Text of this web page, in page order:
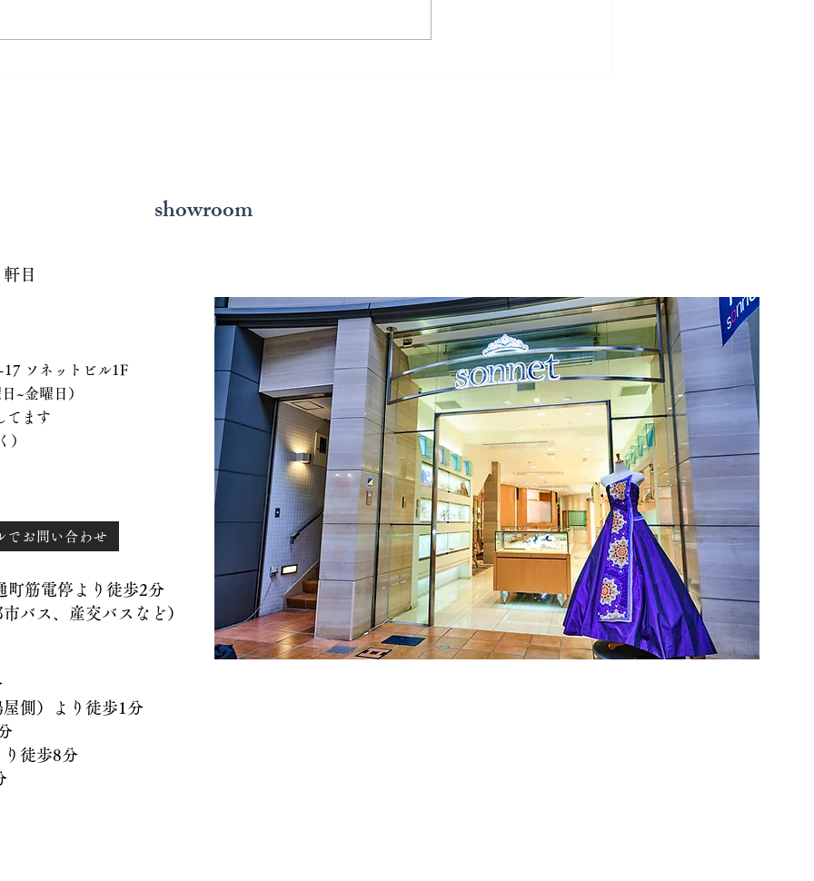
showroom
目
ネットビル1F
~金曜日）
ます
）
でお問い合わせ
筋電停より徒歩2分
、産交バスなど）
）より徒歩1分
歩8分